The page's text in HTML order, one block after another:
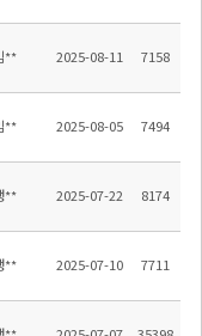
지정곡 알림
** 2025-08-11 7158
** 2025-08-05 7494
역 업체 선정 재입찰 공고
** 2025-07-22 8174
역 업체 선정 입찰 공고
** 2025-07-10 7711